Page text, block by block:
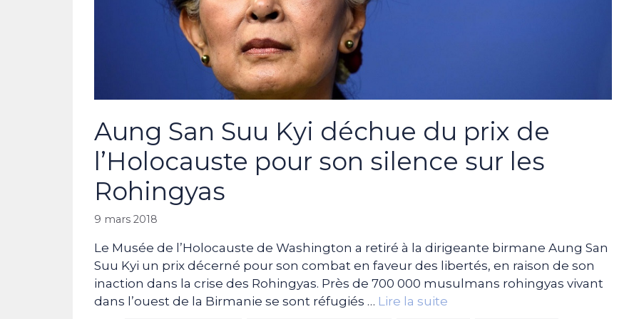
Aung San Suu Kyi déchue du prix de
l’Holocauste pour son silence sur les
Rohingyas
9 mars 2018
Le Musée de l’Holocauste de Washington a retiré à la dirigeante birmane Aung San
Suu Kyi un prix décerné pour son combat en faveur des libertés, en raison de son
inaction dans la crise des Rohingyas. Près de 700 000 musulmans rohingyas vivant
dans l’ouest de la Birmanie se sont réfugiés … Lire la suite